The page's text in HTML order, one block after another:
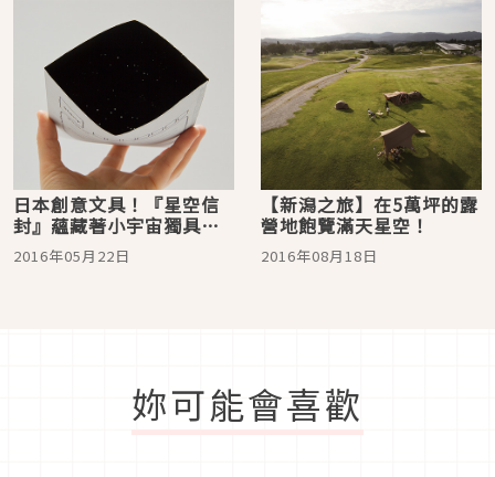
日本創意文具！『星空信
封』蘊藏著小宇宙獨具巧
思！
2016年05月22日
【新潟之旅】在5萬坪的露
營地飽覽滿天星空！
2016年08月18日
妳可能會喜歡